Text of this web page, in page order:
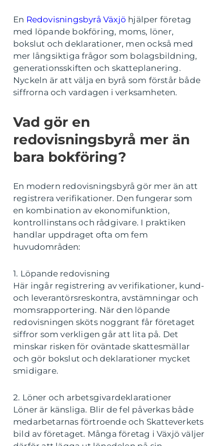
En Redovisningsbyrå Växjö hjälper företag
med löpande bokföring, moms, löner,
bokslut och deklarationer, men också med
mer långsiktiga frågor som bolagsbildning,
generationsskiften och skatteplanering.
Nyckeln är att välja en byrå som förstår både
siffrorna och vardagen i verksamheten.
Vad gör en
redovisningsbyrå mer än
bara bokföring?
En modern redovisningsbyrå gör mer än att
registrera verifikationer. Den fungerar som
en kombination av ekonomifunktion,
kontrollinstans och rådgivare. I praktiken
handlar uppdraget ofta om fem
huvudområden:
1. Löpande redovisning
Här ingår registrering av verifikationer, kund-
och leverantörsreskontra, avstämningar och
momsrapportering. När den löpande
redovisningen sköts noggrant får företaget
siffror som verkligen går att lita på. Det
minskar risken för oväntade skattesmällar
och gör bokslut och deklarationer mycket
smidigare.
2. Löner och arbetsgivardeklarationer
Löner är känsliga. Blir de fel påverkas både
medarbetarnas förtroende och Skatteverkets
bild av företaget. Många företag i Växjö väljer